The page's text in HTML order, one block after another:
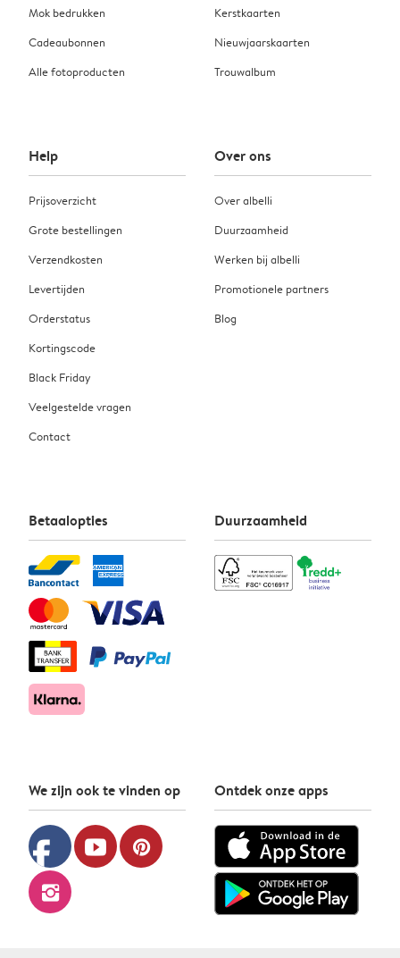
Mok bedrukken
Cadeaubonnen
Alle fotoproducten
Kerstkaarten
Nieuwjaarskaarten
Trouwalbum
Help
Prijsoverzicht
Grote bestellingen
Verzendkosten
Levertijden
Orderstatus
Kortingscode
Black Friday
Veelgestelde vragen
Contact
Over ons
Over albelli
Duurzaamheid
Werken bij albelli
Promotionele partners
Blog
Betaalopties Duurzaamheid
We zijn ook te vinden op
facebook youtube pinterest
instagram
Ontdek onze apps